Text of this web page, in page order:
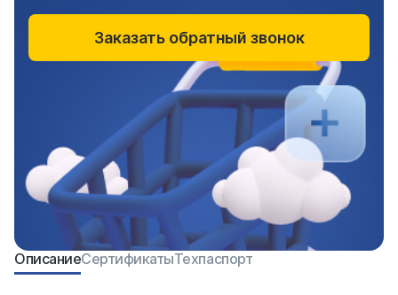
ОписаниеСертификатыТехпаспорт
Заказать обратный звонок